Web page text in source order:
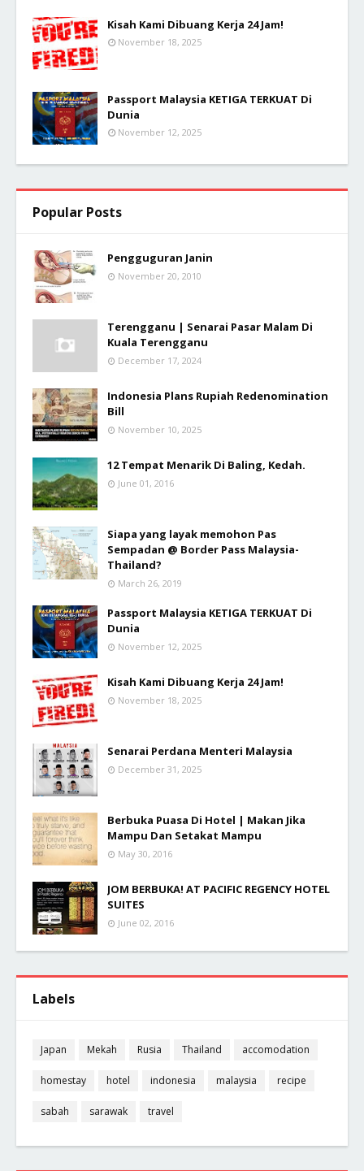
Kisah Kami Dibuang Kerja 24 Jam!
November 18, 2025
Passport Malaysia KETIGA TERKUAT Di
Dunia
November 12, 2025
Popular Posts
Pengguguran Janin
November 20, 2010
Terengganu | Senarai Pasar Malam Di
Kuala Terengganu
December 17, 2024
Indonesia Plans Rupiah Redenomination
Bill
November 10, 2025
12 Tempat Menarik Di Baling, Kedah.
June 01, 2016
Siapa yang layak memohon Pas
Sempadan @ Border Pass Malaysia-
Thailand?
March 26, 2019
Passport Malaysia KETIGA TERKUAT Di
Dunia
November 12, 2025
Kisah Kami Dibuang Kerja 24 Jam!
November 18, 2025
Senarai Perdana Menteri Malaysia
December 31, 2025
Berbuka Puasa Di Hotel | Makan Jika
Mampu Dan Setakat Mampu
May 30, 2016
JOM BERBUKA! AT PACIFIC REGENCY HOTEL
SUITES
June 02, 2016
Labels
Japan Mekah Rusia Thailand accomodation
homestay hotel indonesia malaysia recipe
sabah sarawak travel